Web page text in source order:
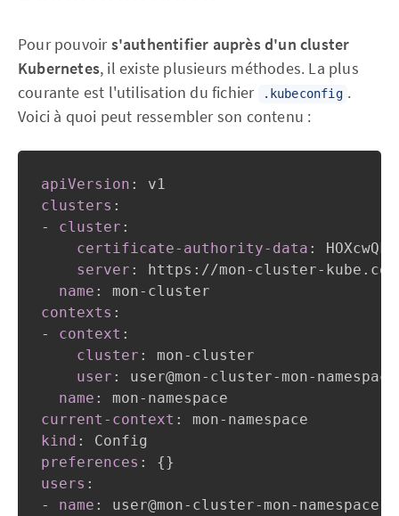
Pour pouvoirs'authentifier auprès d'un cluster
Kubernetes, il existe plusieurs méthodes. La plus
courante est l'utilisation du fichier
.kubeconfig .
Voici à quoi peut ressembler son contenu :
apiVersion :
clusters :
-
cluster :
certificate-authority-data :
server : https : //mon- cluster- kube.com
name : mon-
contexts :
-
context :
cluster : mon- cluster
user : user@mon- cluster- mon- namespace
name : mon-
current-context : mon-
kind :
preferences : {}
users :
-
name : user@mon- cluster- mon- namespace